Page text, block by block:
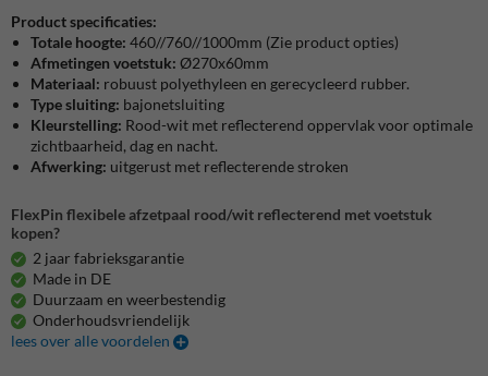
Product specificaties:
Totale hoogte: 460//760//1000mm (Zie product opties)
Afmetingen voetstuk: Ø270x60mm
Materiaal: robuust polyethyleen en gerecycleerd rubber.
Type sluiting: bajonetsluiting
Kleurstelling: Rood-wit met reflecterend oppervlak voor optimale
zichtbaarheid, dag en nacht.
Afwerking: uitgerust met reflecterende stroken
FlexPin flexibele afzetpaal rood/wit reflecterend met voetstuk
kopen?
2 jaar fabrieksgarantie
Made in DE
Duurzaam en weerbestendig
Onderhoudsvriendelijk
lees over alle voordelen